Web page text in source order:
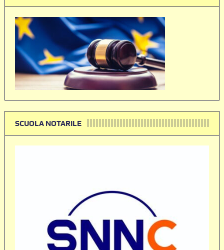
SCUOLA NOTARILE